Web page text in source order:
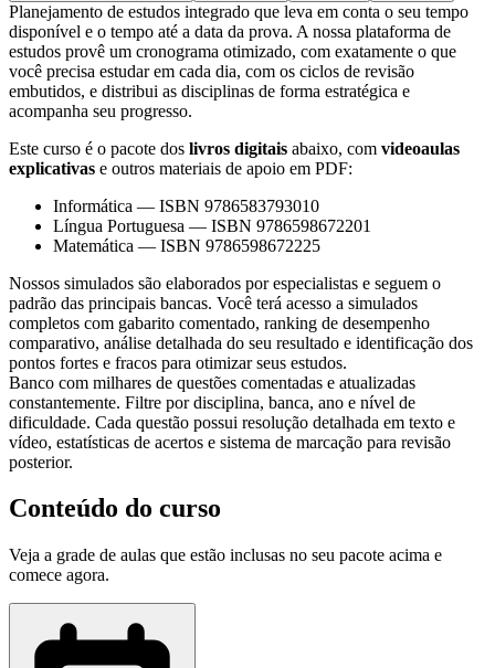
Planejamento de estudos integrado que leva em conta o seu tempo
disponível e o tempo até a data da prova. A nossa plataforma de
estudos provê um cronograma otimizado, com exatamente o que
você precisa estudar em cada dia, com os ciclos de revisão
embutidos, e distribui as disciplinas de forma estratégica e
acompanha seu progresso.
Este curso é o pacote dos livros digitais abaixo, com videoaulas
explicativas e outros materiais de apoio em PDF:
Informática — ISBN 9786583793010
Língua Portuguesa — ISBN 9786598672201
Matemática — ISBN 9786598672225
Nossos simulados são elaborados por especialistas e seguem o
padrão das principais bancas. Você terá acesso a simulados
completos com gabarito comentado, ranking de desempenho
comparativo, análise detalhada do seu resultado e identificação dos
pontos fortes e fracos para otimizar seus estudos.
Banco com milhares de questões comentadas e atualizadas
constantemente. Filtre por disciplina, banca, ano e nível de
dificuldade. Cada questão possui resolução detalhada em texto e
vídeo, estatísticas de acertos e sistema de marcação para revisão
posterior.
Conteúdo do curso
Veja a grade de aulas que estão inclusas no seu pacote acima e
comece agora.